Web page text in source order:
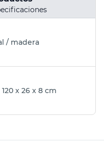
/ madera
120 x 26 x 8 cm